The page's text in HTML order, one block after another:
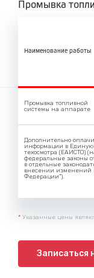
Промывка
Наименование работы
Промывка топливной
системы на аппарате
Дополнительно
информации в Единую
техосмотра (ЕАИСТО)
федеральные законы
в отдельные
внесении изменений в
Федерации").
Записаться
* Указанные цены